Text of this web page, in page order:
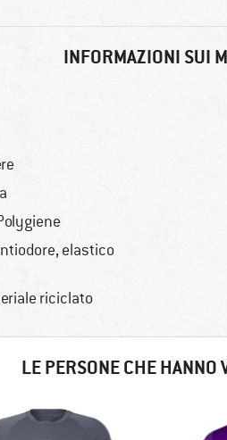
INFORMAZIONI SUI
elastico
riciclato
LE PERSONE CHE HANNO